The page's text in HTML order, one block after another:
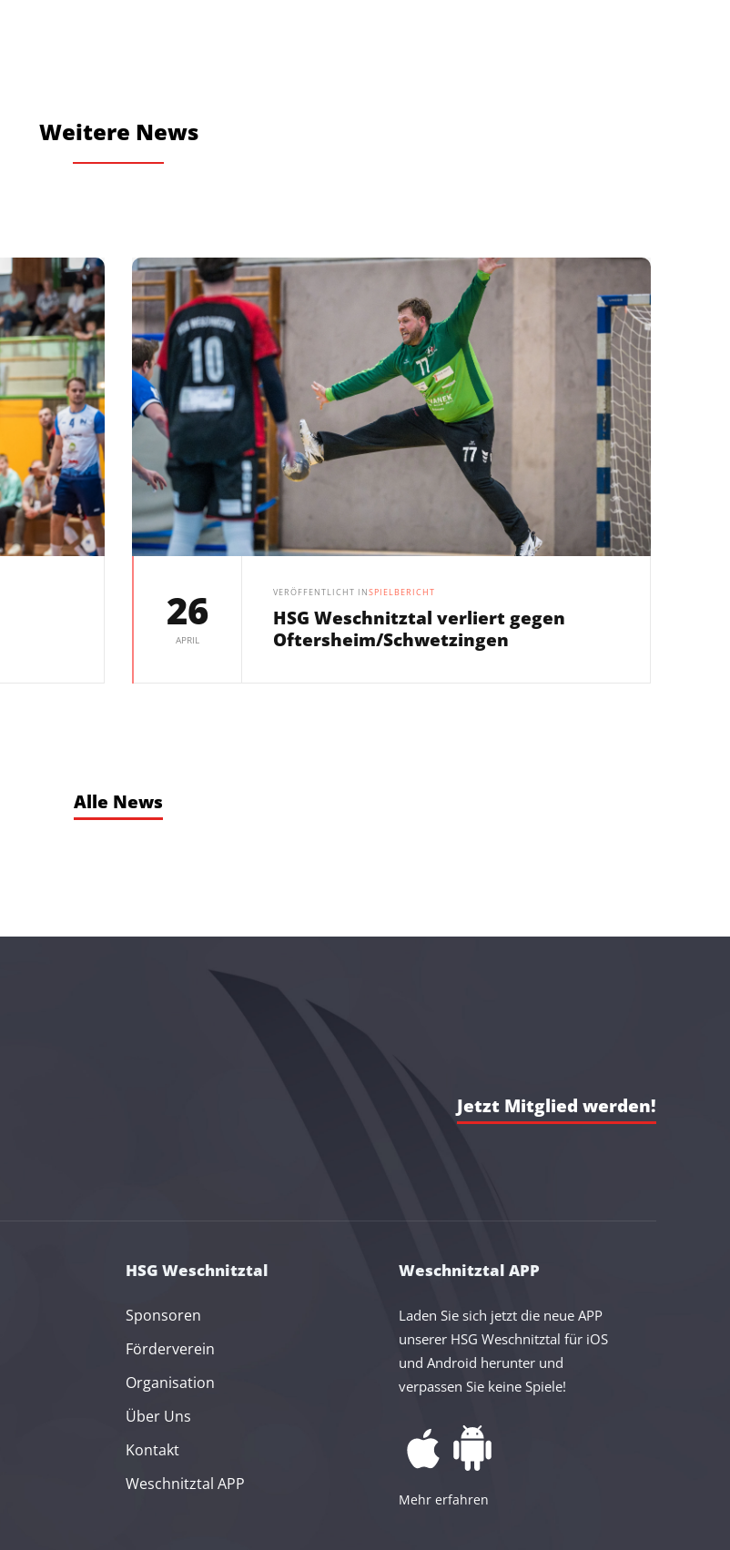
Weitere News
26
APRIL
VERÖFFENTLICHT INSPIELBERICHT
HSG Weschnitztal verliert gegen
Oftersheim/Schwetzingen
Alle News
Jetzt Mitglied werden!
HSG Weschnitztal
Sponsoren
Förderverein
Organisation
Über Uns
Kontakt
Weschnitztal APP
Weschnitztal APP
Laden Sie sich jetzt die neue APP
unserer HSG Weschnitztal für iOS
und Android herunter und
verpassen Sie keine Spiele!
Mehr erfahren